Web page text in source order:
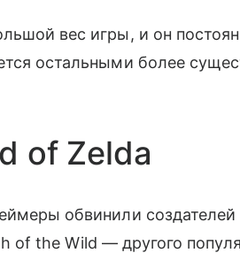
вес игры, и он
остальными более
of Zelda
обвинили создателей
of the Wild — другого